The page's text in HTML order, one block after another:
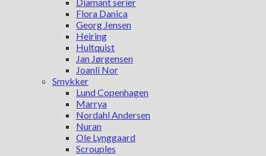
Flora Danica
Georg Jensen
Heiring
Hultquist
Jan Jørgensen
Joanli Nor
Smykker
Lund Copenhagen
Marrya
Nordahl Andersen
Nuran
Ole Lynggaard
Scrouples